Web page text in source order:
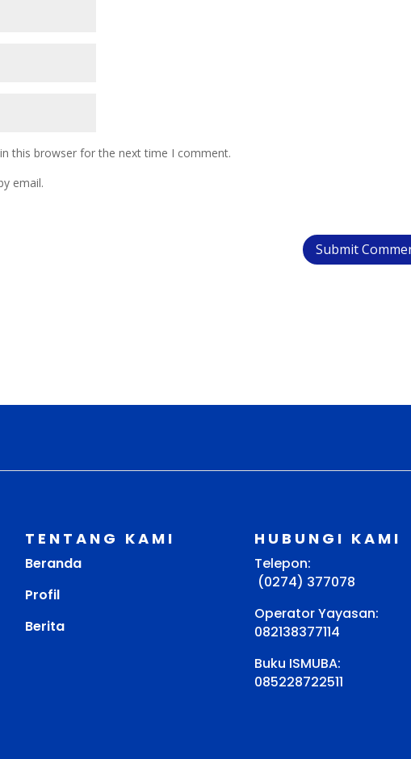
this browser for the next time I comment.
email.
TENTANG KAMI
Beranda
Profil
Berita
HUBUNGI KAMI
Telepon:
(0274) 377078
Operator Yayasan:
082138377114
Buku ISMUBA:
085228722511